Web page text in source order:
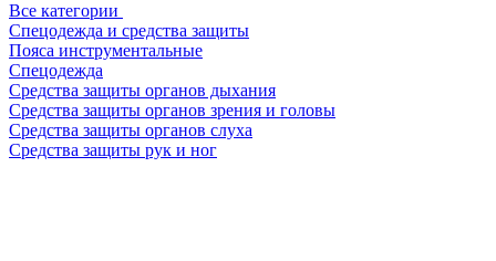
Все категории
Спецодежда и средства защиты
Пояса инструментальные
Спецодежда
Средства защиты органов дыхания
Средства защиты органов зрения и головы
Средства защиты органов слуха
Средства защиты рук и ног